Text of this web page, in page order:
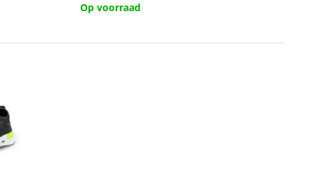
Op voorraad